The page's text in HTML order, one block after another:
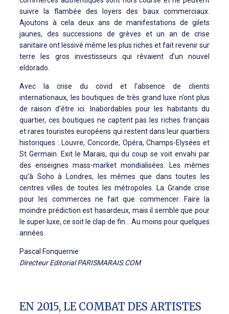
suivre la flambée des loyers des baux commerciaux.
Ajoutons à cela deux ans de manifestations de gilets
jaunes, des successions de grèves et un an de crise
sanitaire ont lessivé même les plus riches et fait revenir sur
terre les gros investisseurs qui rêvaient d’un nouvel
eldorado.
Avec la crise du covid et l’absence de clients
internationaux, les boutiques de très grand luxe n’ont plus
de raison d’être ici. Inabordables pour les habitants du
quartier, ces boutiques ne captent pas les riches français
et rares touristes européens qui restent dans leur quartiers
historiques : Louvre, Concorde, Opéra, Champs-Elysées et
St Germain. Exit le Marais, qui du coup se voit envahi par
des enseignes mass-market mondialisées. Les mêmes
qu’à Soho à Londres, les mêmes que dans toutes les
centres villes de toutes les métropoles. La Grande crise
pour les commerces ne fait que commencer. Faire la
moindre prédiction est hasardeux, mais il semble que pour
le super luxe, ce soit le clap de fin… Au moins pour quelques
années.
Pascal Fonquernie
Directeur Editorial PARISMARAIS.COM
EN 2015, LE COMBAT DES ARTISTES